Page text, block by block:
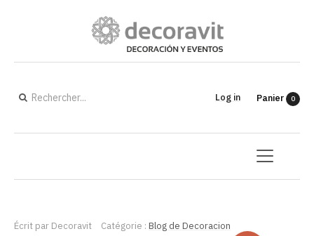
Log in Panier 0
Écrit par Decoravit Catégorie : Blog de Decoracion